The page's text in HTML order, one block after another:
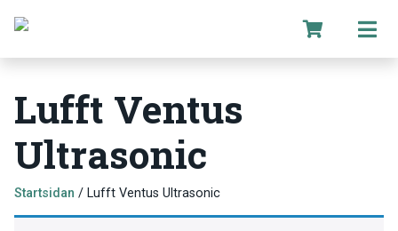
Lufft Ventus
Ultrasonic
Startsidan / Lufft Ventus Ultrasonic